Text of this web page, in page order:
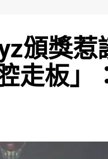
頒獎惹
走板」